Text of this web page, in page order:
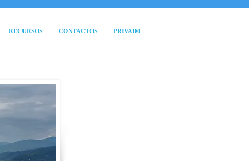
RECURSOS CONTACTOS PRIVAD0